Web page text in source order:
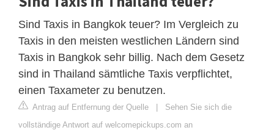
Sind Taxis in Bangkok teuer? Im Vergleich zu
Taxis in den meisten westlichen Ländern sind
Taxis in Bangkok sehr billig. Nach dem Gesetz
sind in Thailand sämtliche Taxis verpflichtet,
einen Taxameter zu benutzen.
Antrag auf Entfernung der Quelle | Sehen Sie sich die
vollständige Antwort auf welcomepickups.com an